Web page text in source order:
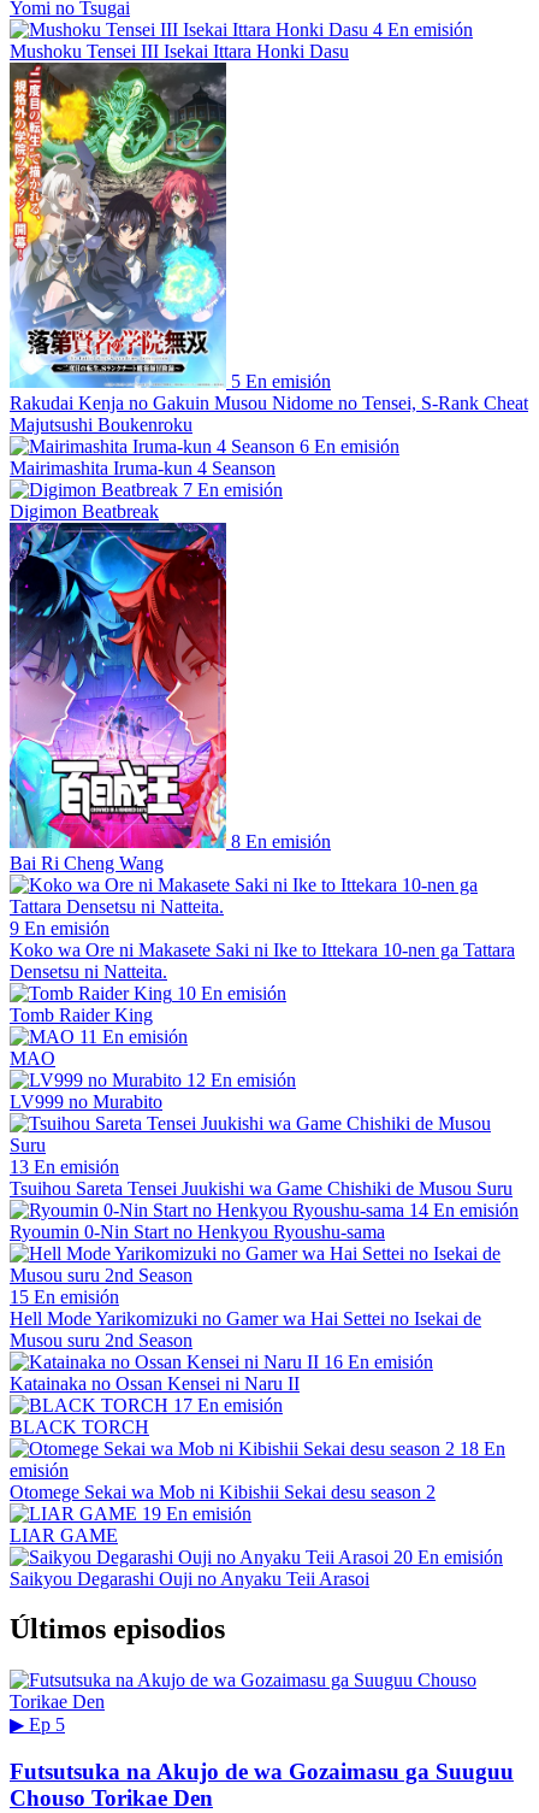
Yomi no Tsugai
4 En emisión
Mushoku Tensei III Isekai Ittara Honki Dasu
5 En emisión
Rakudai Kenja no Gakuin Musou Nidome no Tensei, S-Rank Cheat
Majutsushi Boukenroku
6 En emisión
Mairimashita Iruma-kun 4 Seanson
7 En emisión
Digimon Beatbreak
8 En emisión
Bai Ri Cheng Wang
9 En emisión
Koko wa Ore ni Makasete Saki ni Ike to Ittekara 10-nen ga Tattara
Densetsu ni Natteita.
10 En emisión
Tomb Raider King
11 En emisión
MAO
12 En emisión
LV999 no Murabito
13 En emisión
Tsuihou Sareta Tensei Juukishi wa Game Chishiki de Musou Suru
14 En emisión
Ryoumin 0-Nin Start no Henkyou Ryoushu-sama
15 En emisión
Hell Mode Yarikomizuki no Gamer wa Hai Settei no Isekai de
Musou suru 2nd Season
16 En emisión
Katainaka no Ossan Kensei ni Naru II
17 En emisión
BLACK TORCH
18 En
emisión
Otomege Sekai wa Mob ni Kibishii Sekai desu season 2
19 En emisión
LIAR GAME
20 En emisión
Saikyou Degarashi Ouji no Anyaku Teii Arasoi
Últimos episodios
▶ Ep 5
Futsutsuka na Akujo de wa Gozaimasu ga Suuguu
Chouso Torikae Den